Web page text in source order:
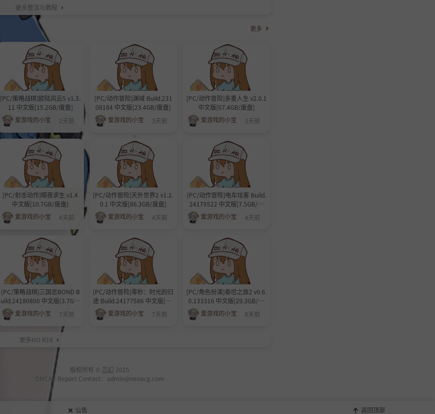
更多整活与教程
更多
[PC/策略战棋]欧陆风云5 v1.3.
11 中文版[15.2GB/度盘]
爱游戏的小宝
2天前
[PC/动作冒险]渊域 Build.231
08184 中文版[23.4GB/度盘]
爱游戏的小宝
3天前
[PC/动作冒险]多重人生 v2.0.1
中文版[67.4GB/度盘]
爱游戏的小宝
3天前
[PC/射击动作]暗夜求生 v1.4
中文版[10.7GB/度盘]
爱游戏的小宝
4天前
[PC/动作冒险]天外世界2 v1.2.
0.1 中文版[86.3GB/度盘]
爱游戏的小宝
4天前
[PC/动作冒险]电车炫客 Build.
24179522 中文版[7.5GB/度
盘]
爱游戏的小宝 4天前
[PC/策略战棋]三国志BOND B
uild.24180800 中文版[3.7GB/
度盘]
爱游戏的小宝 7天前
[PC/动作冒险]零秒：时光的归
途 Build.24177586 中文版[2.2
GB/度盘]
爱游戏的小宝 7天前
[PC/角色扮演]泰坦之旅2 v0.6.
0.133316 中文版[29.3GB/度
盘]
爱游戏的小宝 8天前
更多NO R18
版权所有 © 芯幻 2025
DMCA / Report Contact：admin@neoacg.com
公告 返回顶部